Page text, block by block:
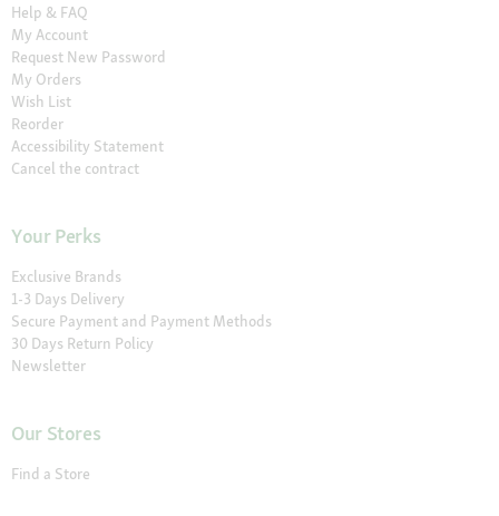
Help & FAQ
My Account
Request New Password
My Orders
Wish List
Reorder
Accessibility Statement
Cancel the contract
Your Perks
Exclusive Brands
1-3 Days Delivery
Secure Payment and Payment Methods
30 Days Return Policy
Newsletter
Our Stores
Find a Store